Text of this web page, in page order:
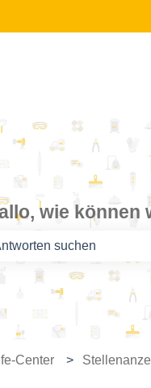
Übersetzungen anzeigen
wie können
gibt keine Vorschläge,
Center